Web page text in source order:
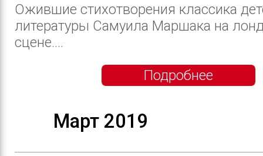
Ожившие стихотворения классика
литературы Самуила Маршака на
сцене....
Подробнее
Март 2019